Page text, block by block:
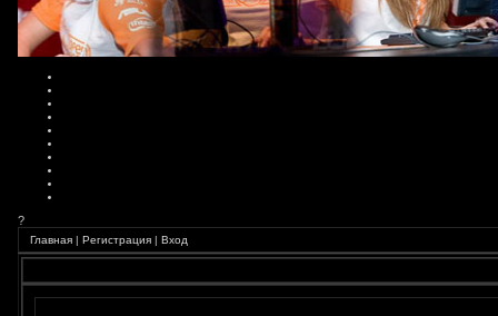
?
Главная | Регистрация | Вход